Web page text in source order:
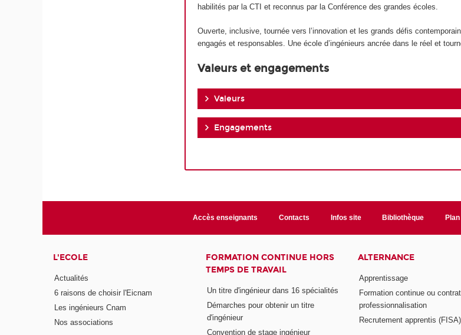
habilités par la CTI et reconnus par la Conférence des grandes écoles.
Ouverte, inclusive, tournée vers l’innovation et les grands défis
engagés et responsables. Une école d’ingénieurs ancrée dans le réel et
Valeurs et engagements
Valeurs
Engagements
Accès enseignants Contacts Infos site Bibliothèque
L'ECOLE
Actualités
6 raisons de choisir l'Eicnam
Les ingénieurs Cnam
Nos associations
FORMATION CONTINUE HORS
TEMPS DE TRAVAIL
Un titre d'ingénieur dans 16 spécialités
Démarches pour obtenir un titre
d'ingénieur
Convention de stage ingénieur
ALTERNANCE
Apprentissage
Formation continue ou
professionnalisation
Recrutement apprentis (FISA)